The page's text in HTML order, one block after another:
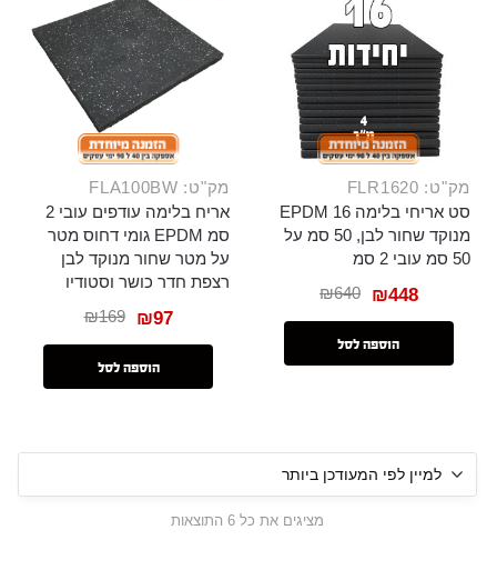
מק"ט: FLR1620
סט אריחי בלימה 16 EPDM
מנוקד שחור לבן, 50 סמ על
50 סמ עובי 2 סמ
₪640 ₪448
הוספה לסל
מק"ט: FLA100BW
אריח בלימה עודפים עובי 2
סמ EPDM גומי דחוס מטר
על מטר שחור מנוקד לבן
רצפת חדר כושר וסטודיו
₪169 ₪97
הוספה לסל
מציגים את כל ⁦6⁩ התוצאות